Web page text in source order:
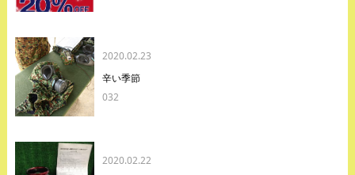
2020.02.23
辛い季節
032
2020.02.22